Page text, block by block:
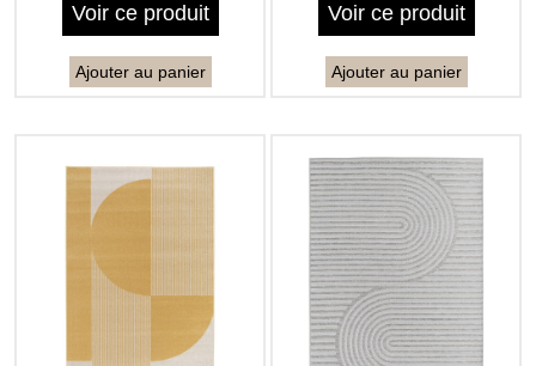
Voir ce produit
Ajouter au panier
Voir ce produit
Ajouter au panier